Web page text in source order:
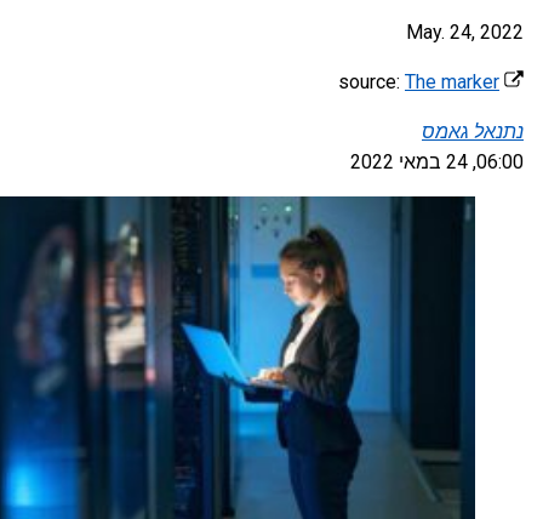
May. 24, 2022
The marker
נתנאל גאמס
06:00, 24 במאי 2022